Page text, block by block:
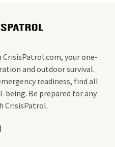
your one-
and outdoor survival.
readiness, find all
being. Be prepared for any
CrisisPatrol.